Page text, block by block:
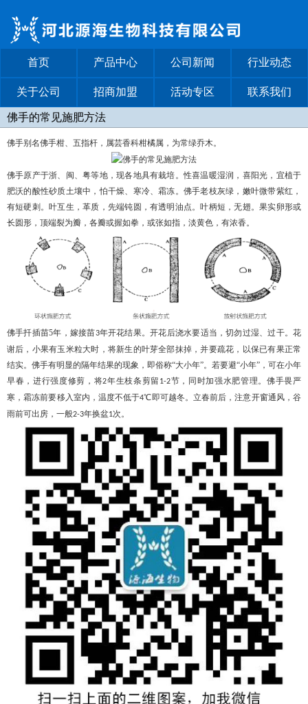
首页 产品中心 公司新闻 行业动态
关于公司 招商加盟 活动专区 联系我们
佛手的常见施肥方法
佛手别名佛手柑、五指杆，属芸香科柑橘属，为常绿乔木。
佛手原产于浙、闽、粤等地，现各地具有栽培。性喜温暖湿润，喜阳光，宜植于
肥沃的酸性砂质土壤中，怕干燥、寒冷、霜冻。佛手老枝灰绿，嫩叶微带紫红，
有短硬刺。叶互生，革质，先端钝圆，有透明油点。叶柄短，无翅。果实卵形或
长圆形，顶端裂为瓣，各瓣或握如拳，或张如指，淡黄色，有浓香。
佛手扦插苗5年，嫁接苗3年开花结果。开花后浇水要适当，切勿过湿、过干。花
谢后，小果有玉米粒大时，将新生的叶芽全部抹掉，并要疏花，以保已有果正常
结实。佛手有明显的隔年结果的现象，即俗称“大小年”。若要避“小年”，可在小年
早春，进行强度修剪，将2年生枝条剪留 1-2节，同时加强水肥管理。佛手畏严
寒，霜冻前要移入室内，温度不低于4℃即可越冬。立春前后，注意开窗通风，谷
雨前可出房，一般2-3年换盆1次。